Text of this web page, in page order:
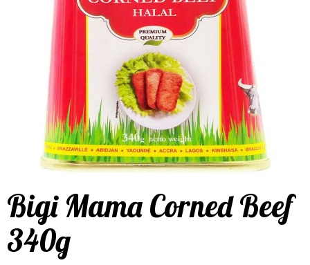
Bigi Mama Corned Beef
340g